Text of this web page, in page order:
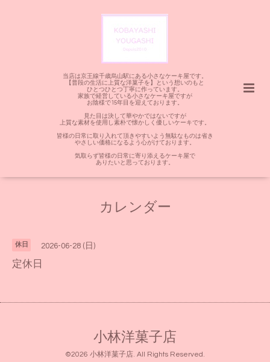
当店は京王線千歳烏山駅にある小さなケーキ屋です。
【普段の生活に上質な洋菓子を】という想いのもと
ひとつひとつ丁寧に作っています。
家族で経営している小さなケーキ屋ですが
お陰様で15年目を迎えております。
見た目は決して華やかではないですが
上質な素材を使用し素朴で懐かしく優しいケーキです。
皆様の日常に取り入れて頂きやすいよう無駄なものは省き
やさしい価格になるよう心がけております。
気取らず皆様の日常に寄り添えるケーキ屋で
ありたいと思っております。
カレンダー
休日 2026-06-28 (日)
定休日
小林洋菓子店
©2026 小林洋菓子店. All Rights Reserved.